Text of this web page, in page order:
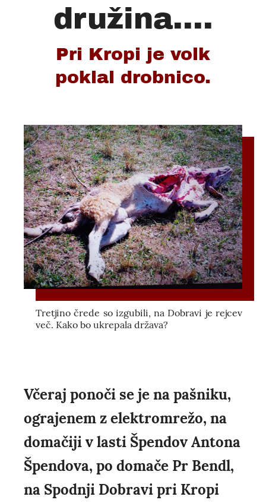
družina....
Pri Kropi je volk
poklal drobnico.
Tretjino črede so izgubili, na Dobravi je rejcev
več. Kako bo ukrepala država?
Včeraj ponoči se je na pašniku,
ograjenem z elektromrežo, na
domačiji v lasti Špendov Antona
Špendova, po domače Pr Bendl,
na Spodnji Dobravi pri Kropi